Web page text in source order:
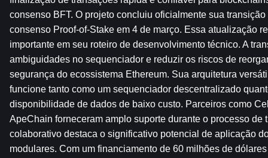
consenso BFT. O projeto concluiu oficialmente sua
consenso Proof-of-Stake em 4 de março. Essa atualização
importante em seu roteiro de desenvolvimento técnico. A
ambiguidades no sequenciador e reduzir os riscos de
segurança do ecossistema Ethereum. Sua arquitetura
funcione tanto como um sequenciador descentralizado
disponibilidade de dados de baixo custo. Parceiros como
ApeChain forneceram amplo suporte durante o processo de
colaborativo destaca o significativo potencial de aplicação
modulares. Com um financiamento de 60 milhões de